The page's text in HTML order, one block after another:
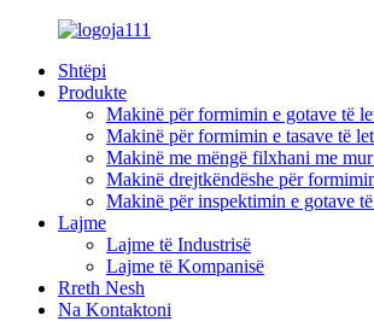
Shtëpi
Produkte
Makinë për formimin e gotave të
Makinë për formimin e tasave të
Makinë me mëngë filxhani me
Makinë drejtkëndëshe për
Makinë për inspektimin e gotave
Lajme
Lajme të Industrisë
Lajme të Kompanisë
Rreth Nesh
Na Kontaktoni